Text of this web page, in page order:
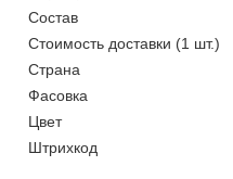
Состав
Стоимость доставки (1 шт.)
Страна
Фасовка
Цвет
Штрихкод